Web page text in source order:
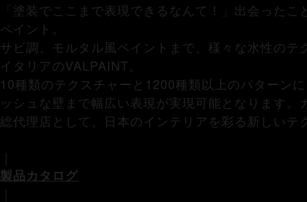
「塗装でここまで表現できるなんて！」出会った
ペイント。
サビ調、モルタル風ペイントまで、様々な水性の
イタリアのVALPAINT。
10種類のテクスチャーと1200種類以上のパターン
ッシュな壁まで幅広い表現が実現可能となります
総代理店として、日本のインテリアを彩る新しい
製品カタログ